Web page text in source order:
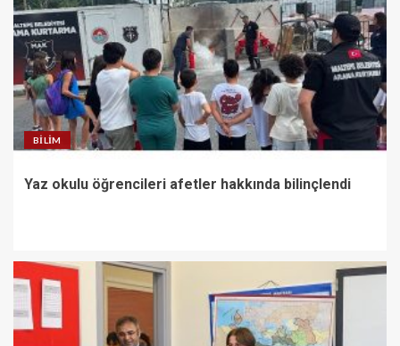
BILIM
Yaz okulu öğrencileri afetler hakkında bilinçlendi